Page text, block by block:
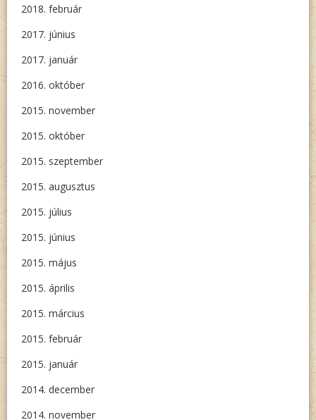
2018. február
2017. június
2017. január
2016. október
2015. november
2015. október
2015. szeptember
2015. augusztus
2015. július
2015. június
2015. május
2015. április
2015. március
2015. február
2015. január
2014. december
2014. november